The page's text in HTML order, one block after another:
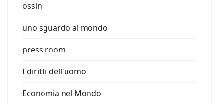
ossin
uno sguardo al mondo
press room
I diritti dell'uomo
Economia nel Mondo